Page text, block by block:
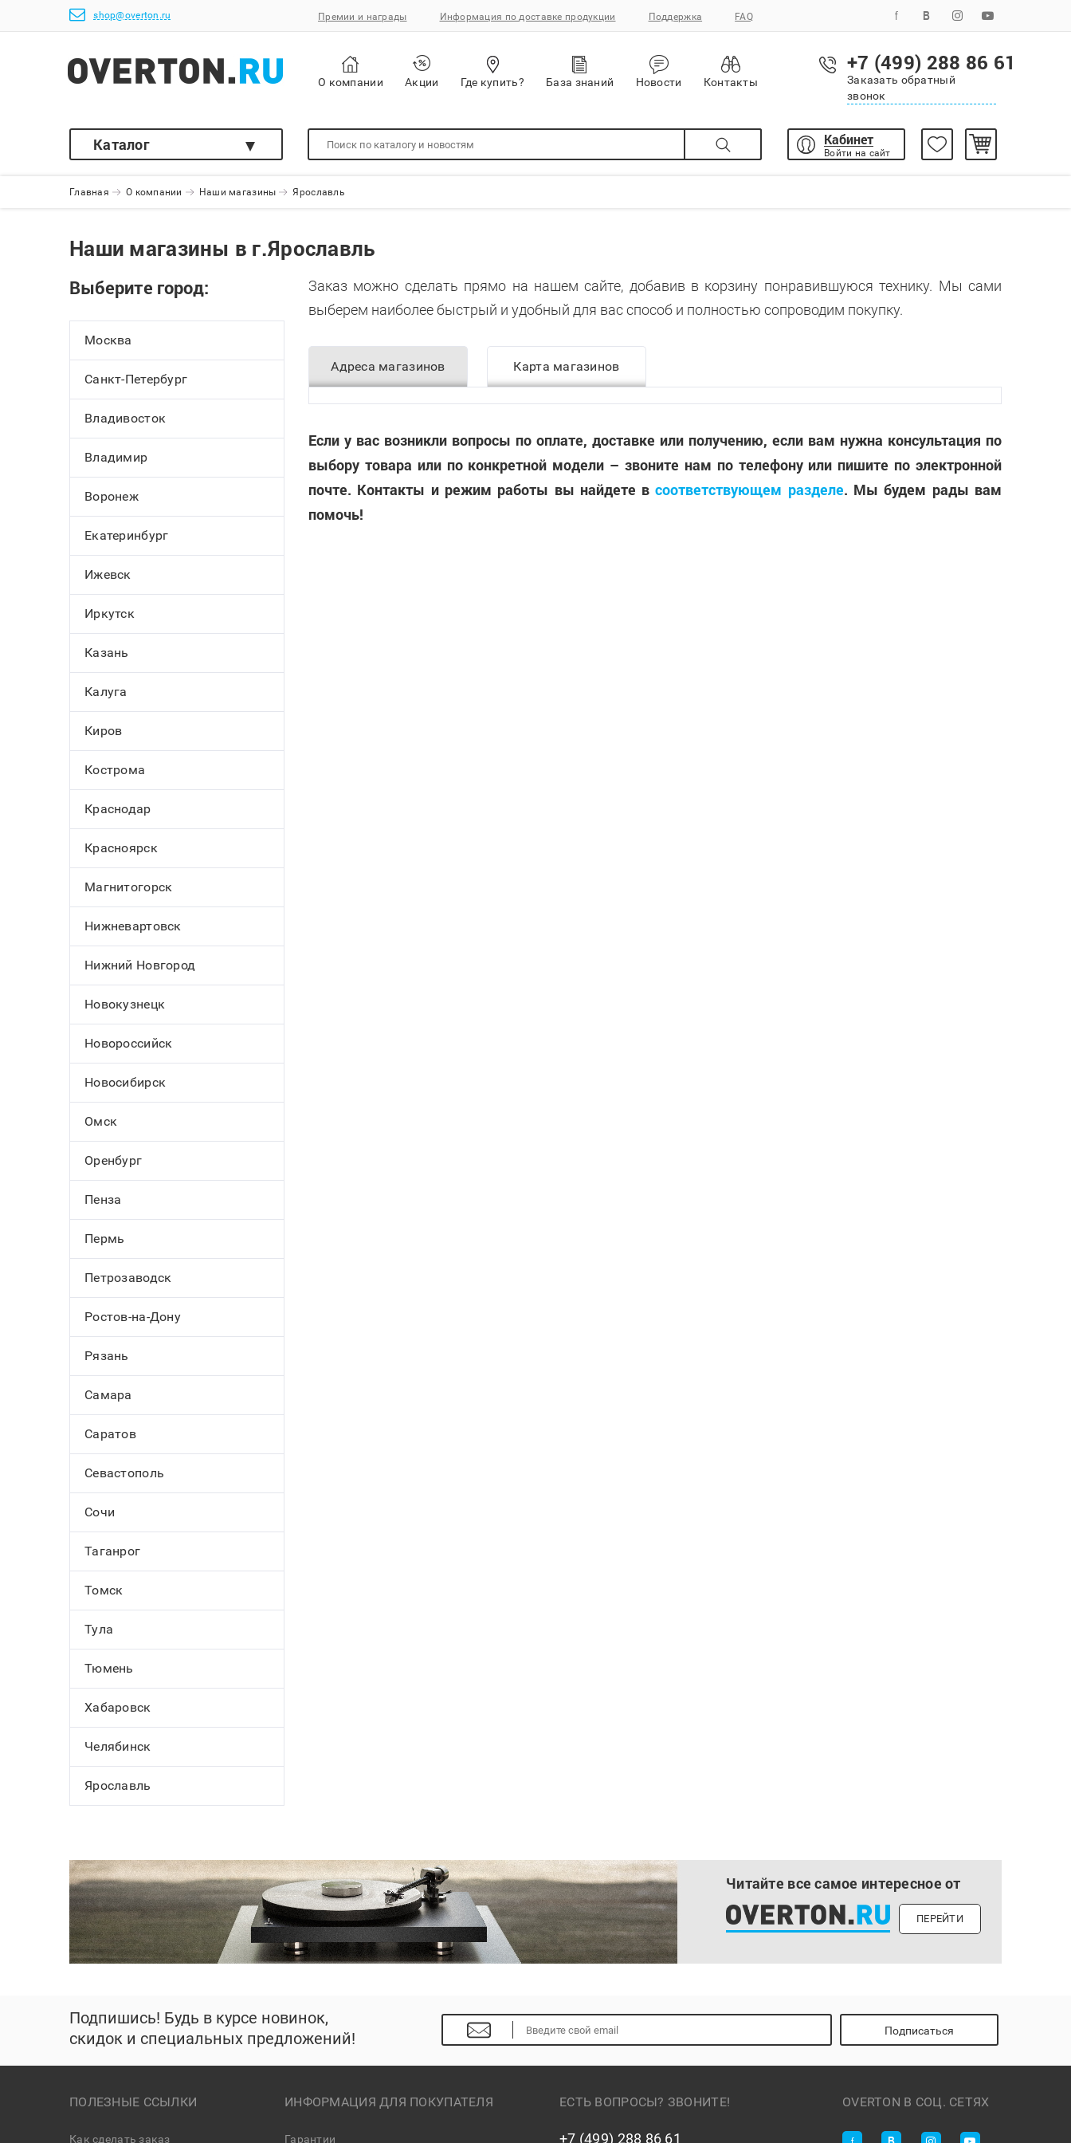
shop@overton.ru Премии и награды Информация по доставке продукции Поддержка FAQ
О компании Акции Где купить? База знаний Новости Контакты
+7 (499) 288 86 61
Заказать обратный
звонок
Каталог Кабинет
Войти на сайт
Главная О компании Наши магазины Ярославль
Наши магазины в г.Ярославль
Выберите город:
Москва
Санкт-Петербург
Владивосток
Владимир
Воронеж
Екатеринбург
Ижевск
Иркутск
Казань
Калуга
Киров
Кострома
Краснодар
Красноярск
Магнитогорск
Нижневартовск
Нижний Новгород
Новокузнецк
Новороссийск
Новосибирск
Омск
Оренбург
Пенза
Пермь
Петрозаводск
Ростов-на-Дону
Рязань
Самара
Саратов
Севастополь
Сочи
Таганрог
Томск
Тула
Тюмень
Хабаровск
Челябинск
Ярославль
Заказ можно сделать прямо на нашем сайте, добавив в корзину понравившуюся технику. Мы сами
выберем наиболее быстрый и удобный для вас способ и полностью сопроводим покупку.
Адреса магазинов Карта магазинов
Если у вас возникли вопросы по оплате, доставке или получению, если вам нужна консультация по
выбору товара или по конкретной модели – звоните нам по телефону или пишите по электронной
почте. Контакты и режим работы вы найдете всоответствующем разделе. Мы будем рады вам
помочь!
Читайте все самое интересное от
ПЕРЕЙТИ
Подпишись! Будь в курсе новинок,
скидок и специальных предложений!
Подписаться
ПОЛЕЗНЫЕ ССЫЛКИ
Как сделать заказ
ИНФОРМАЦИЯ ДЛЯ ПОКУПАТЕЛЯ
Гарантии
ЕСТЬ ВОПРОСЫ? ЗВОНИТЕ!
+7 (499) 288 86 61
OVERTON В СОЦ. СЕТЯХ